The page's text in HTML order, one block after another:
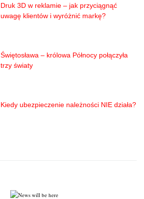
Druk 3D w reklamie – jak przyciągnąć
uwagę klientów i wyróżnić markę?
Świętosława – królowa Północy połączyła
trzy światy
Kiedy ubezpieczenie należności NIE działa?